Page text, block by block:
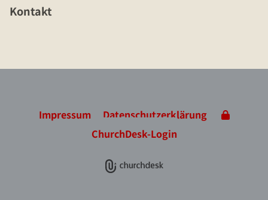
Kontakt
Impressum
Datenschutzerklärung
ChurchDesk-Login